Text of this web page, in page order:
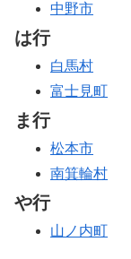
中野市
は行
白馬村
富士見町
ま行
松本市
南箕輪村
や行
山ノ内町